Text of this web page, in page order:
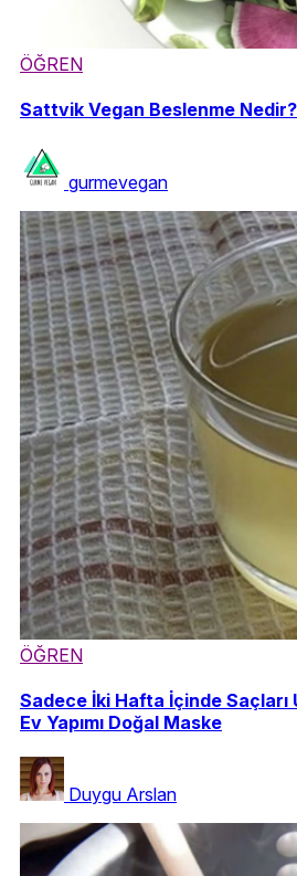
ÖĞREN
Sattvik Vegan Beslenme Nedir?
gurmevegan
ÖĞREN
Sadece İki Hafta İçinde
Ev Yapımı Doğal Maske
Duygu Arslan